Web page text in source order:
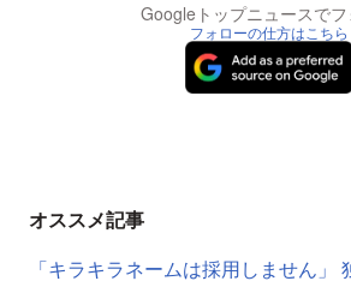
Googleトップニュースで
フォローの仕方はこちら
オススメ記事
「キラキラネームは採用しません」